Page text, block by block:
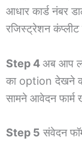
आधार कार्ड नंबर
रजिस्ट्रेशन कंप्लीट
Step 4 अब आप
का option देखने
सामने आवेदन फार्म
Step 5 संवेदन